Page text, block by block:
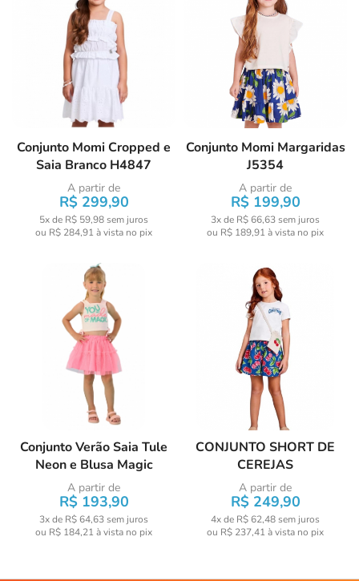
Conjunto Momi Cropped e
Saia Branco H4847
A partir de
R$ 299,90
5x de R$ 59,98sem juros
ou R$ 284,91 à vista no pix
Conjunto Momi Margaridas
J5354
A partir de
R$ 199,90
3x de R$ 66,63sem juros
ou R$ 189,91 à vista no pix
Conjunto Verão Saia Tule
Neon e Blusa Magic
A partir de
R$ 193,90
3x de R$ 64,63sem juros
ou R$ 184,21 à vista no pix
CONJUNTO SHORT DE
CEREJAS
A partir de
R$ 249,90
4x de R$ 62,48sem juros
ou R$ 237,41 à vista no pix